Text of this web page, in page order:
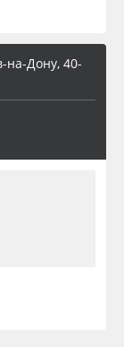
на-Дону, 40-